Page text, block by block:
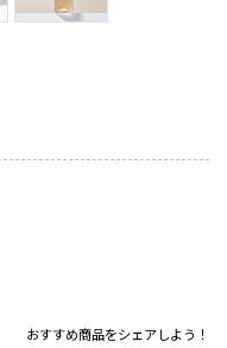
おすすめ商品をシェアしよう！